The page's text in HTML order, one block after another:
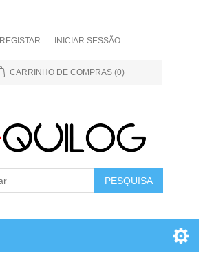
REGISTAR INICIAR SESSÃO
CARRINHO DE COMPRAS (0)